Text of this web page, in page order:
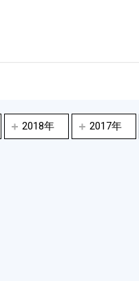
2018年 2017年